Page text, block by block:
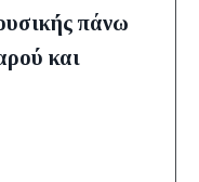
πάνω
και